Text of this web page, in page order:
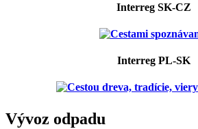
Interreg SK-CZ
Interreg PL-SK
Vývoz odpadu